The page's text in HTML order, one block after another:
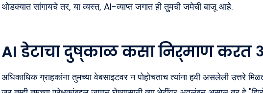
थोडक्यात सांगायचे तर, या व्यस्त, AI-व्याप्त जगात ही तुमची जमेची बाजू आहे.
AI डेटाचा दुष्काळ कसा निर्माण करत
अधिकाधिक ग्राहकांना तुमच्या वेबसाइटवर न पोहोचताच त्यांना हवी असलेली उत्तरे